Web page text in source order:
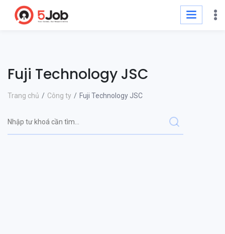
Fuji Technology JSC
Trang chủ Công ty Fuji Technology JSC